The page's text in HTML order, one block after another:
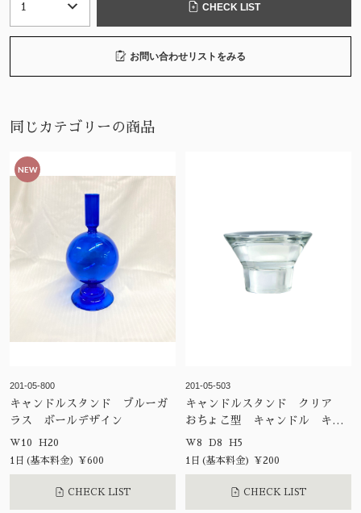
CHECK LIST
お問い合わせリストをみる
同じカテゴリーの商品
NEW
201-05-800
キャンドルスタンド ブルーガ
ラス ボールデザイン
W10 H20
1日(基本料金) ¥600
CHECK LIST
201-05-503
キャンドルスタンド クリア
おちょこ型 キャンドル キャ
ンドルホルダー
W8 D8 H5
1日(基本料金) ¥200
CHECK LIST